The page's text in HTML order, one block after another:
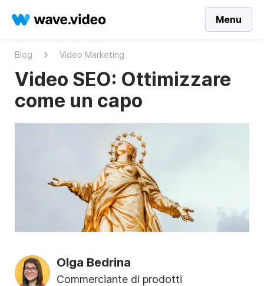
Menu
Blog Video Marketing
Video SEO: Ottimizzare
come un capo
Olga Bedrina
Commerciante di prodotti